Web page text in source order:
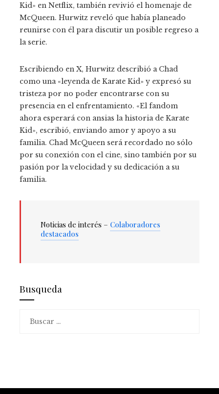
Kid» en Netflix, también revivió el homenaje de
McQueen. Hurwitz reveló que había planeado
reunirse con él para discutir un posible regreso a
la serie.
Escribiendo en X, Hurwitz describió a Chad
como una «leyenda de Karate Kid» y expresó su
tristeza por no poder encontrarse con su
presencia en el enfrentamiento. «El fandom
ahora esperará con ansias la historia de Karate
Kid», escribió, enviando amor y apoyo a su
familia. Chad McQueen será recordado no sólo
por su conexión con el cine, sino también por su
pasión por la velocidad y su dedicación a su
familia.
Noticias de interés – Colaboradores
destacados
Busqueda